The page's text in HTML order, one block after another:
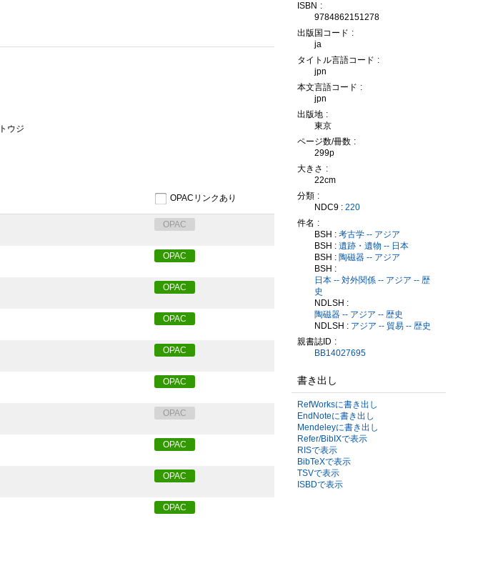
ウジ
OPACリンクあり
OPAC
OPAC
OPAC
OPAC
OPAC
OPAC
OPAC
OPAC
OPAC
OPAC
ISBN
9784862151278
出版国コード
ja
タイトル言語コード
jpn
本文言語コード
jpn
出版地
東京
ページ数/冊数
299p
大きさ
22cm
分類
NDC9 : 220
件名
BSH : 考古学 -- アジア
BSH : 遺跡・遺物 -- 日本
BSH : 陶磁器 -- アジア
BSH :
日本 -- 対外関係 -- アジア -- 歴
史
NDLSH :
陶磁器 -- アジア -- 歴史
NDLSH : アジア -- 貿易 -- 歴史
親書誌ID
BB14027695
書き出し
RefWorksに書き出し
EndNoteに書き出し
Mendeleyに書き出し
Refer/BibIXで表示
RISで表示
BibTeXで表示
TSVで表示
ISBDで表示